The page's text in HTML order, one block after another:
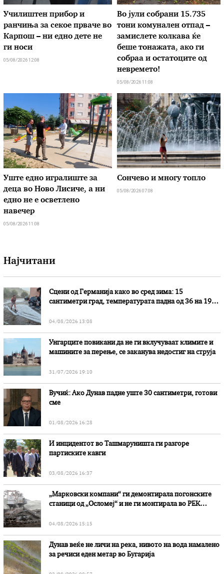
Училиштен прибор и
ранчиња за секое прваче во
Карпош – ни едно дете не
ги носи
05/08/2026 12:08
Во јули собрани 15.735
тони комунален отпад –
замислете колкава ќе
беше тонажата, ако ги
собраа и остатоците од
невремето!
05/08/2026 11:08
Уште едно игралиште за
деца во Ново Лисиче, а ни
едно не е осветлено
навечер
05/08/2026 11:08
Сончево и многу топло
05/08/2026 07:08
Најчитани
Сцени од Германија како во сред зима: 15
сантиметри град, температурата падна од 36 на 19
04/08/2026 13:08
Унгарците повикани да не ги вклучуваат климите и
машините за перење, се заканува недостиг на струја
31/07/2026 19:10
Вучиќ: Ако Дунав падне уште 30 сантиметри, готови
сме
01/08/2026 16:28
И инцидентот во Ташмаруништa ги разгоре
партиските кавги
03/08/2026 16:37
„Марковски компани“ ги демонтирала погонските
станици од „Осломеј“ и не ги монтирала во РЕК
04/08/2026 15:15
Дунав веќе не личи на река, нивото на вода намалено
за речиси еден метар во Бугарија